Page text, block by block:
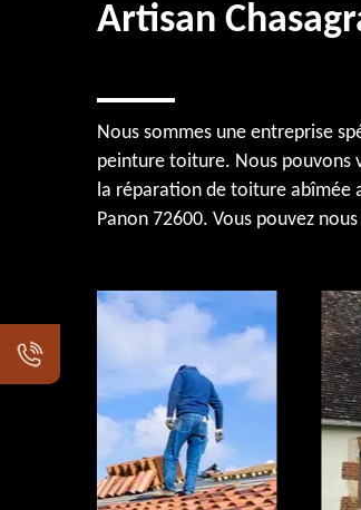
Artisan
Nous sommes une entreprise
peinture toiture. Nous pouvons
la réparation de toiture abîmée
Panon 72600. Vous pouvez